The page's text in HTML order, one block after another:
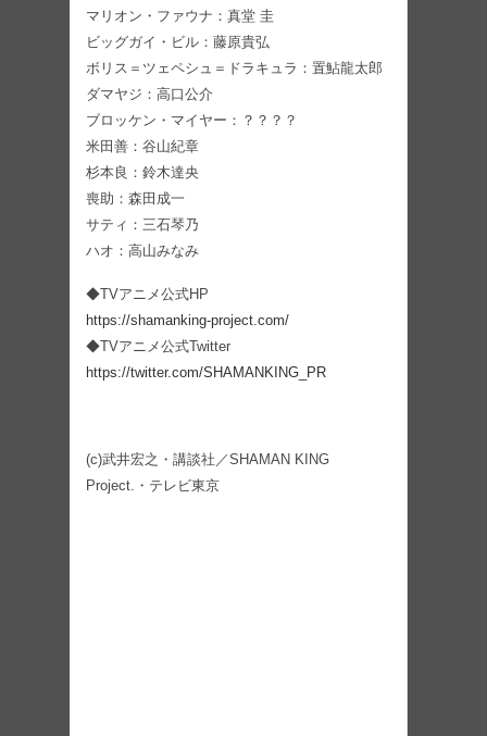
マリオン・ファウナ：真堂 圭
ビッグガイ・ビル：藤原貴弘
ボリス＝ツェペシュ＝ドラキュラ：置鮎龍太郎
ダマヤジ：高口公介
ブロッケン・マイヤー：？？？？
米田善：谷山紀章
杉本良：鈴木達央
喪助：森田成一
サティ：三石琴乃
ハオ：高山みなみ
◆TVアニメ公式HP
https://shamanking-project.com/
◆TVアニメ公式Twitter
https://twitter.com/SHAMANKING_PR
(c)武井宏之・講談社／SHAMAN KING
Project.・テレビ東京